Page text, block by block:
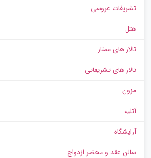
تشریفات عروسی
هتل
تالار های ممتاز
تالار های تشریفاتی
مزون
آتلیه
آرایشگاه
سالن عقد و محضر ازدواج